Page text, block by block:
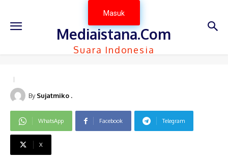
Masuk
Mediaistana.Com
Suara Indonesia
By Sujatmiko .
WhatsApp Facebook Telegram
X